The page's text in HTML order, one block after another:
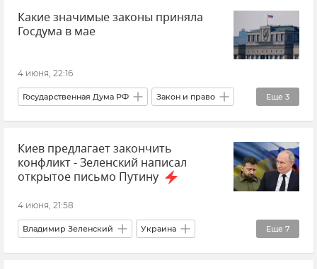
Внешняя политика
Какие значимые законы приняла
Госдума в мае
4 июня, 22:16
Еще 3
Государственная Дума РФ Закон и право
Новости Крыма Мнения
Леонид Ивлев
Киев предлагает закончить
конфликт - Зеленский написал
открытое письмо Путину
4 июня, 21:58
Еще 7
Владимир Зеленский Украина
Владимир Путин (политик) Россия